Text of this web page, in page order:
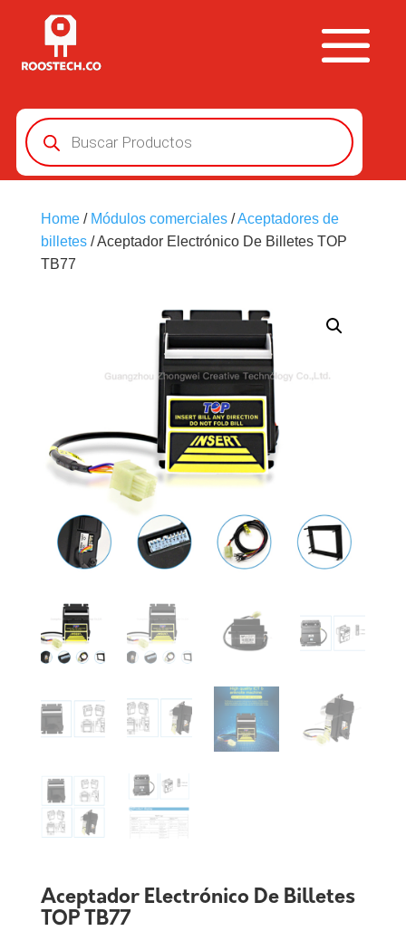
Búsqueda
de
productos
Home/ Módulos comerciales/Aceptadores de
billetes/ Aceptador Electrónico De Billetes TOP
TB77
Aceptador Electrónico De Billetes
TOP TB77